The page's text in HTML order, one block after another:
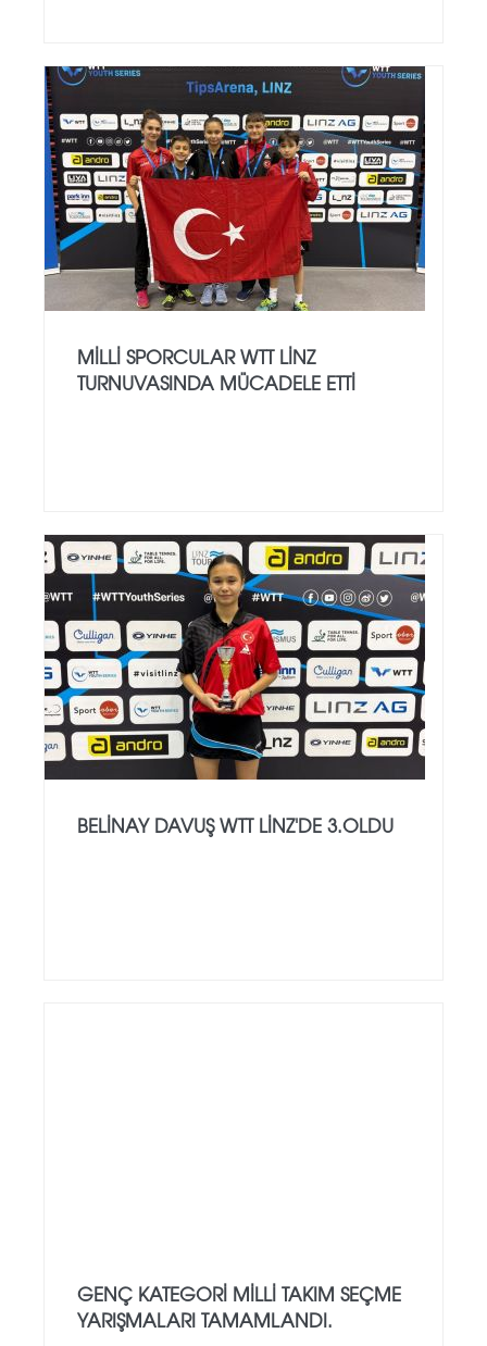
MILLI SPORCULAR WTT LINZ
TURNUVASINDA MÜCADELE ETTI
BELINAY DAVUŞ WTT LINZ'DE 3.OLDU
GENÇ KATEGORI MILLI TAKIM SEÇME
YARIŞMALARI TAMAMLANDI.